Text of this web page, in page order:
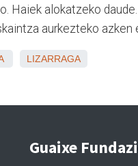
Haiek alokatzeko
aurkezteko azken
LIZARRAGA
Guaixe